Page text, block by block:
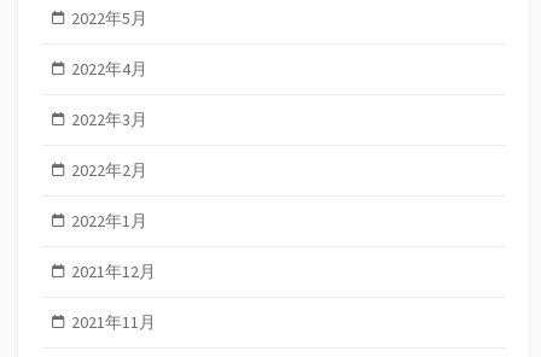
2022年5月
2022年4月
2022年3月
2022年2月
2022年1月
2021年12月
2021年11月